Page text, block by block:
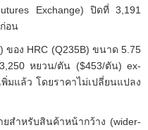
Exchange) ปิดที่ 3,191
อน
ของ HRC (Q235B) ขนาด 5.75
หยวน/ตัน ($453/ตัน) ex-
มแล้ว โดยราคาไม่เปลี่ยนแปลง
ยสำหรับสินค้าหน้ากว้าง (wider-